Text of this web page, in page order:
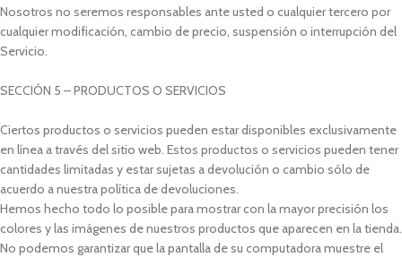
Nosotros no seremos responsables ante usted o cualquier tercero por
cualquier modificación, cambio de precio, suspensión o interrupción del
Servicio.
SECCIÓN 5 – PRODUCTOS O SERVICIOS
Ciertos productos o servicios pueden estar disponibles exclusivamente
en línea a través del sitio web. Estos productos o servicios pueden tener
cantidades limitadas y estar sujetas a devolución o cambio sólo de
acuerdo a nuestra política de devoluciones.
Hemos hecho todo lo posible para mostrar con la mayor precisión los
colores y las imágenes de nuestros productos que aparecen en la tienda.
No podemos garantizar que la pantalla de su computadora muestre el